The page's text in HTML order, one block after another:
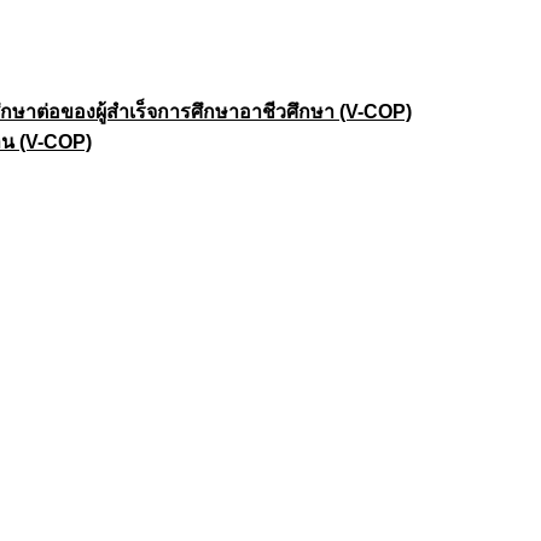
าต่อของผู้สำเร็จการศึกษาอาชีวศึกษา (V-COP)
(V-COP)